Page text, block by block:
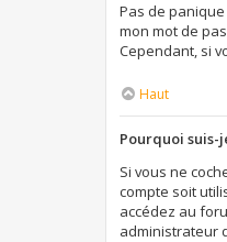
Pas de
mon mot de
Cependant, si
Haut
Pourquoi suis-
Si vous ne
compte soit
accédez au
administrateur